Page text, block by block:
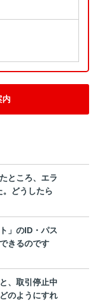
内
ところ、エラ
どうしたら
」のID・パス
きるのです
、取引停止中
のようにすれ